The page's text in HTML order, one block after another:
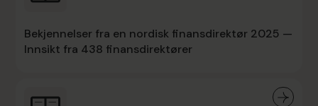
Bekjennelser fra en nordisk finansdirektør 2025 —
Innsikt fra 438 finansdirektører